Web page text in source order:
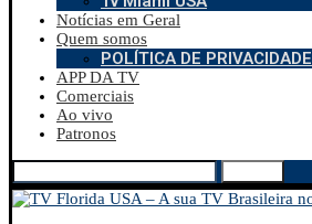
Notícias em Geral
Quem somos
POLÍTICA DE PRIVACIDADE
APP DA TV
Comerciais
Ao vivo
Patronos